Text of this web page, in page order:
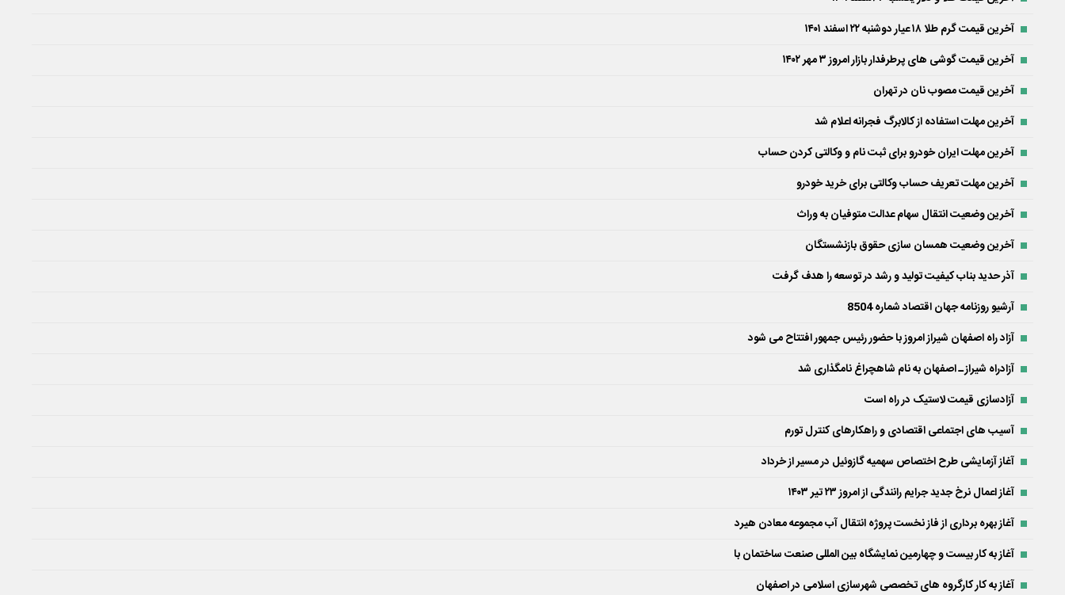
آخرین قیمت گرم طلا ۱۸ عیار دوشنبه ۲۲ اسفند ۱۴۰۱
آخرین قیمت گوشی های پرطرفدار بازار امروز ۳ مهر ۱۴۰۲
آخرین قیمت مصوب نان در تهران
آخرین مهلت استفاده از کالابرگ فجرانه اعلام شد
آخرین مهلت ایران خودرو برای ثبت نام و وکالتی کردن حساب
آخرین مهلت تعریف حساب وکالتی برای خرید خودرو
آخرین وضعیت انتقال سهام عدالت متوفیان به وراث
آخرین وضعیت همسان سازی حقوق بازنشستگان
آذر حدید بناب کیفیت تولید و رشد در توسعه را هدف گرفت
آرشیو روزنامه جهان اقتصاد شماره 8504
آزاد راه اصفهان شیراز امروز با حضور رئیس جمهور افتتاح می شود
آزادراه شیراز ـ اصفهان به نام شاهچراغ نامگذاری شد
آزادسازی قیمت لاستیک در راه است
آسیب های اجتماعی اقتصادی و راهکارهای کنترل تورم
آغاز آزمایشی طرح اختصاص سهمیه گازوئیل در مسیر از خرداد
آغاز اعمال نرخ جدید جرایم رانندگی از امروز ۲۳ تیر ۱۴۰۳
آغاز بهره برداری از فاز نخست پروژه انتقال آب مجموعه معادن هیرد
آغاز به کار بیست و چهارمین نمایشگاه بین المللی صنعت ساختمان با
آغاز به کار کارگروه های تخصصی شهرسازی اسلامی در اصفهان